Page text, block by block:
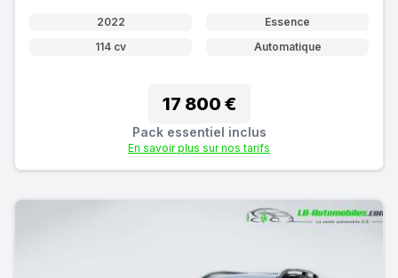
2022
Essence
114 cv
Automatique
17 800 €
Pack essentiel inclus
En savoir plus sur nos tarifs